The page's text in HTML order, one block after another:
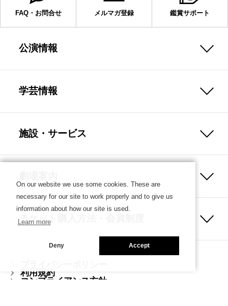
FAQ・お問合せ メルマガ登録 鑑賞サポート
公演情報
学芸情報
施設・サービス
チケット購入方法・会員制度
利用規約
コンプライアンス方針
On our website we use some cookies. These are
necessary for our site to work properly and to give us
information about how our site is used.
Learn more
Deny Accept